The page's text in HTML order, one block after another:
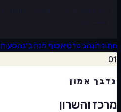
חתונותנהג פרטיאיסוף מנתב״גהסעות VIP
01
נדבך אמון
מרכז והשרון